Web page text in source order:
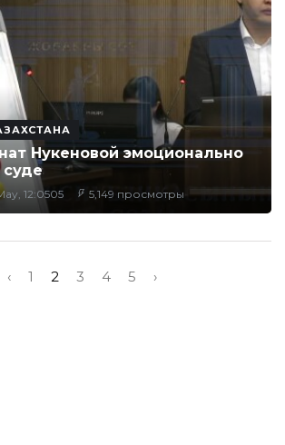
Нукеновой эмоционально
суде
12:0505 5,149 просмотры
‹ 1 2 3 4 5 ›